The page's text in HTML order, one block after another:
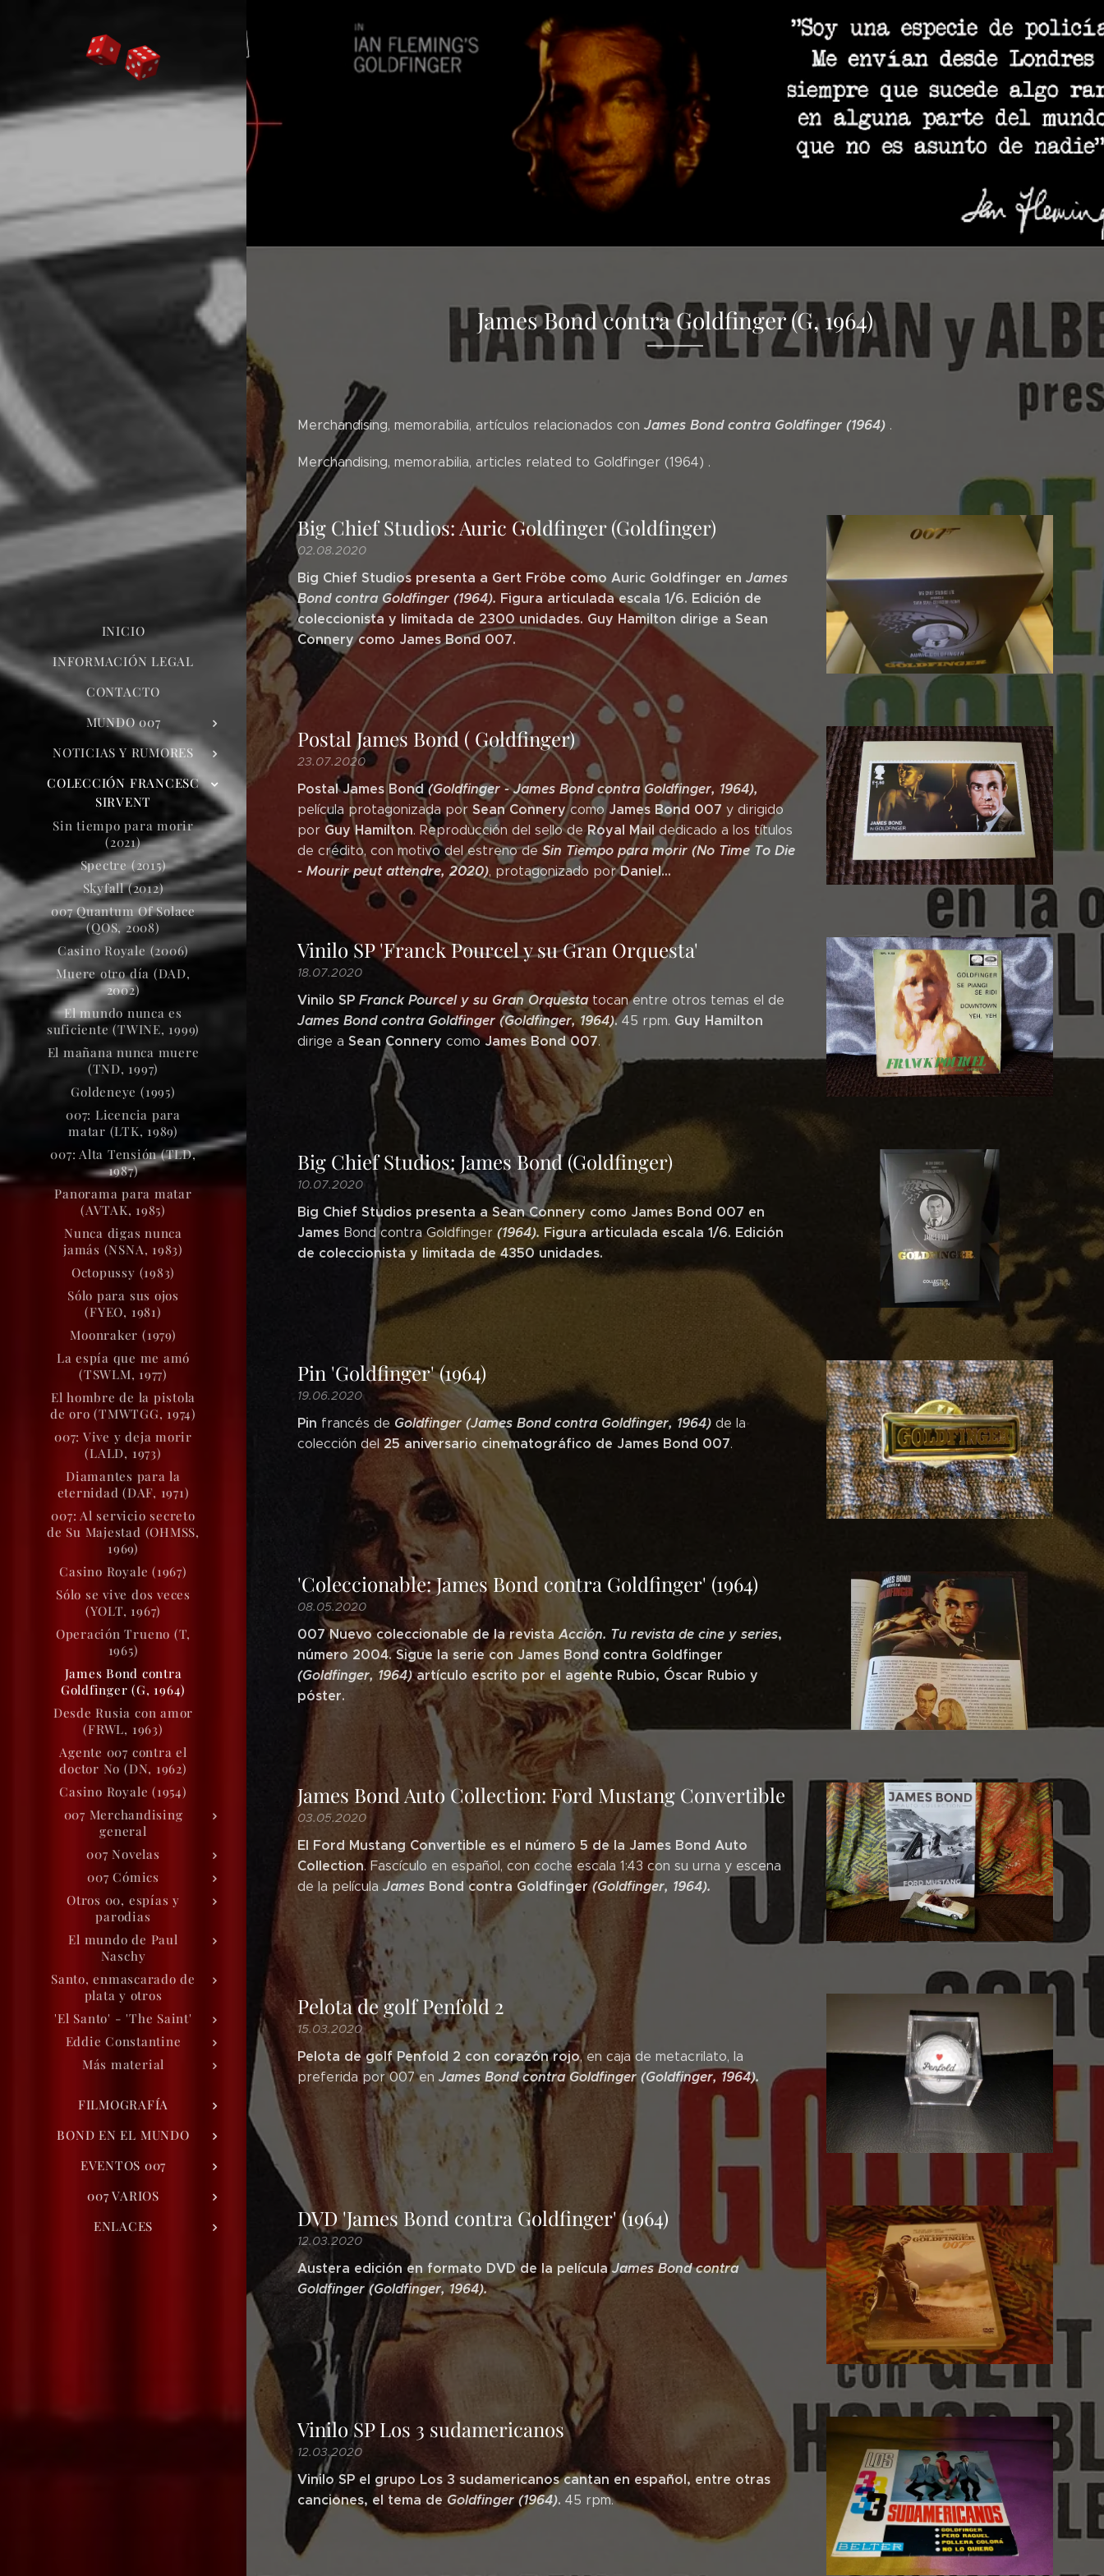
INICIO
INFORMACIÓN LEGAL
CONTACTO
MUNDO 007
NOTICIAS Y RUMORES
COLECCIÓN FRANCESC
SIRVENT
Sin tiempo para morir
(2021)
Spectre (2015)
Skyfall (2012)
007 Quantum Of Solace
(QOS, 2008)
Casino Royale (2006)
Muere otro día (DAD,
2002)
El mundo nunca es
suficiente (TWINE, 1999)
El mañana nunca muere
(TND, 1997)
Goldeneye (1995)
007: Licencia para
matar (LTK, 1989)
007: Alta Tensión (TLD,
1987)
Panorama para matar
(AVTAK, 1985)
Nunca digas nunca
jamás (NSNA, 1983)
Octopussy (1983)
Sólo para sus ojos
(FYEO, 1981)
Moonraker (1979)
La espía que me amó
(TSWLM, 1977)
El hombre de la pistola
de oro (TMWTGG, 1974)
007: Vive y deja morir
(LALD, 1973)
Diamantes para la
eternidad (DAF, 1971)
007: Al servicio secreto
de Su Majestad (OHMSS,
1969)
Casino Royale (1967)
Sólo se vive dos veces
(YOLT, 1967)
Operación Trueno (T,
1965)
James Bond contra
Goldfinger (G, 1964)
Desde Rusia con amor
(FRWL, 1963)
Agente 007 contra el
doctor No (DN, 1962)
Casino Royale (1954)
007 Merchandising
general
007 Novelas
007 Cómics
Otros 00, espías y
parodias
El mundo de Paul
Naschy
Santo, enmascarado de
plata y otros
'El Santo' - 'The Saint'
Eddie Constantine
Más material
FILMOGRAFÍA
BOND EN EL MUNDO
EVENTOS 007
007 VARIOS
ENLACES
James Bond contra Goldfinger (G, 1964)
Merchandising, memorabilia, artículos relacionados con James Bond contra Goldfinger (1964) .
Merchandising, memorabilia, articles related to Goldfinger (1964) .
Big Chief Studios: Auric Goldfinger (Goldfinger)
02.08.2020
Big Chief Studios presenta a Gert Fröbe como Auric Goldfinger en James
Bond contra Goldfinger (1964). Figura articulada escala 1/6. Edición de
coleccionista y limitada de 2300 unidades. Guy Hamilton dirige a Sean
Connery como James Bond 007.
Postal James Bond ( Goldfinger)
23.07.2020
Postal James Bond (Goldfinger - James Bond contra Goldfinger, 1964),
película protagonizada por Sean ConnerycomoJames Bond 007 y dirigido
por Guy Hamilton. Reproducción del sello deRoyal Mail dedicado a los títulos
de crédito, con motivo del estreno de Sin Tiempo para morir (No Time To Die
- Mourir peut attendre, 2020), protagonizado porDaniel...
Vinilo SP 'Franck Pourcel y su Gran Orquesta'
18.07.2020
Vinilo SP Franck Pourcel y su Gran Orquesta tocan entre otros temas el de
James Bond contra Goldfinger (Goldfinger, 1964).45 rpm. Guy Hamilton
dirige a Sean Connery comoJames Bond 007.
Big Chief Studios: James Bond (Goldfinger)
10.07.2020
Big Chief Studios presenta a Sean Connery como James Bond 007 en
James Bond contra Goldfinger (1964). Figura articulada escala 1/6. Edición
de coleccionista y limitada de 4350 unidades.
Pin 'Goldfinger' (1964)
19.06.2020
Pin francés de Goldfinger (James Bond contra Goldfinger, 1964) de la
colección del25 aniversario cinematográfico de James Bond 007.
'Coleccionable: James Bond contra Goldfinger' (1964)
08.05.2020
007 Nuevo coleccionable de la revistaAcción. Tu revista de cine y series,
número 2004. Sigue la serie con James Bond contra Goldfinger
(Goldfinger, 1964)artículo escrito por el agente Rubio, Óscar Rubio y
póster.
James Bond Auto Collection: Ford Mustang Convertible
03.05.2020
El Ford Mustang Convertible es el número 5 de la James Bond Auto
Collection. Fascículo en español, con coche escala 1:43 con su urna y escena
de la películaJames Bond contra Goldfinger(Goldfinger, 1964).
Pelota de golf Penfold 2
15.03.2020
Pelota de golf Penfold 2 con corazón rojo, en caja de metacrilato, la
preferida por 007 en James Bond contra Goldfinger (Goldfinger, 1964).
DVD 'James Bond contra Goldfinger' (1964)
12.03.2020
Austera edición en formato DVD de la películaJames Bond contra
Goldfinger (Goldfinger, 1964).
Vinilo SP Los 3 sudamericanos
12.03.2020
Vinilo SP el grupo Los 3 sudamericanos cantan en español, entre otras
canciones, el tema de Goldfinger (1964). 45 rpm.